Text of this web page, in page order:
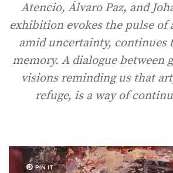
Atencio, Álvaro Paz, and
exhibition evokes the pulse of
amid uncertainty, continues
memory. A dialogue between
visions reminding us that
refuge, is a way of
PIN IT